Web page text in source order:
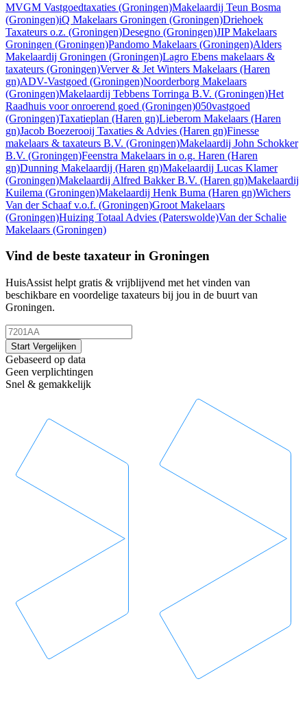
MVGM Vastgoedtaxaties (Groningen)Makelaardij Teun Bosma
(Groningen)iQ Makelaars Groningen (Groningen)Driehoek
Taxateurs o.z. (Groningen)Desegno (Groningen)JIP Makelaars
Groningen (Groningen)Pandomo Makelaars (Groningen)Alders
Makelaardij Groningen (Groningen)Lagro Ebens makelaars &
taxateurs (Groningen)Verver & Jet Winters Makelaars (Haren
gn)ADV-Vastgoed (Groningen)Noorderborg Makelaars
(Groningen)Makelaardij Tebbens Torringa B.V. (Groningen)Het
Raadhuis voor onroerend goed (Groningen)050vastgoed
(Groningen)Taxatieplan (Haren gn)Lieberom Makelaars (Haren
gn)Jacob Boezerooij Taxaties & Advies (Haren gn)Finesse
makelaars & taxateurs B.V. (Groningen)Makelaardij John Schokker
B.V. (Groningen)Feenstra Makelaars in o.g. Haren (Haren
gn)Dunning Makelaardij (Haren gn)Makelaardij Lucas Klamer
(Groningen)Makelaardij Alfred Bakker B.V. (Haren gn)Makelaardij
Kuilema (Groningen)Makelaardij Henk Buma (Haren gn)Wichers
Van der Schaaf v.o.f. (Groningen)Groot Makelaars
(Groningen)Huizing Totaal Advies (Paterswolde)Van der Schalie
Makelaars (Groningen)
Vind de beste taxateur in Groningen
HuisAssist helpt gratis & vrijblijvend met het vinden van
beschikbare en voordelige taxateurs bij jou in de buurt van
Groningen.
Start Vergelijken
Gebaseerd op data
Geen verplichtingen
Snel & gemakkelijk